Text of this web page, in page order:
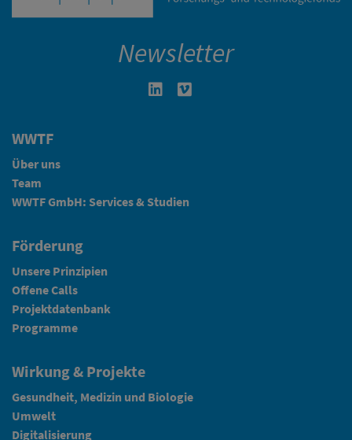
Newsletter
Linkedin in neuem Fenster öffnen
WWTF
Über uns
Team
WWTF GmbH: Services & Studien
Förderung
Unsere Prinzipien
Offene Calls
Projektdatenbank
Programme
Wirkung & Projekte
Gesundheit, Medizin und Biologie
Umwelt
Digitalisierung